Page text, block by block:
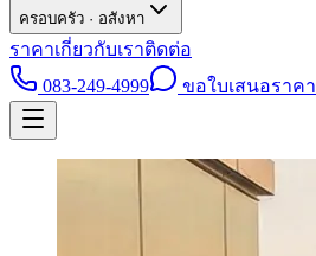
ครอบครัว · อสังหา
ราคาเกี่ยวกับเราติดต่อ
083-249-4999
ขอใบเสนอราคา